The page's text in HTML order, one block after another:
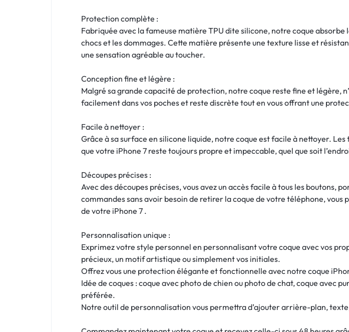
LIVRAISON
Protection complète :
Fabriquée avec la fameuse matière TPU dite silicone, notre coque
chocs et les dommages. Cette matière présente une texture lisse et
une sensation agréable au toucher.
Conception fine et légère :
Malgré sa grande capacité de protection, notre coque reste fine et légère,
facilement dans vos poches et reste discrète tout en vous offrant une
Facile à nettoyer :
Grâce à sa surface en silicone liquide, notre coque est facile à nettoyer.
que votre iPhone 7 reste toujours propre et impeccable, quel que soit
Découpes précises :
Avec des découpes précises, vous avez un accès facile à tous les
commandes sans avoir besoin de retirer la coque de votre téléphone,
de votre iPhone 7 .
Personnalisation unique :
Exprimez votre style personnel en personnalisant votre coque avec vos
précieux, un motif artistique ou simplement vos initiales.
Offrez vous une protection élégante et fonctionnelle avec notre coque
Idée de coques : coque avec photo de chien ou photo de chat, coque avec
préférée.
Notre outil de personnalisation vous permettra d’ajouter arrière-plan,